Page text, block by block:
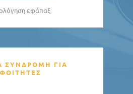
εφάπαξ
ΣΥΝΔΡΟΜΗ ΓΙΑ
ΦΟΙΤΗΤΕΣ